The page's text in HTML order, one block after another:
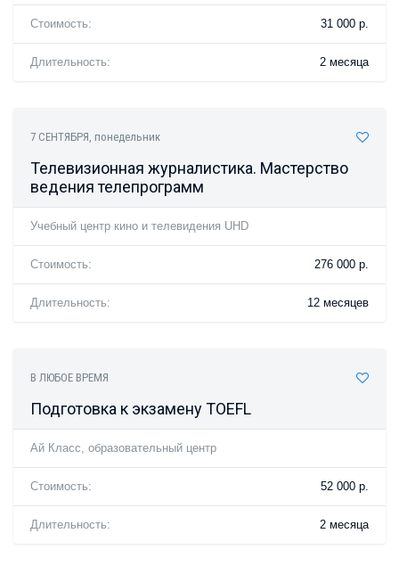
Стоимость: 31 000 р.
Длительность: 2 месяца
7 СЕНТЯБРЯ, понедельник
Телевизионная журналистика. Мастерство
ведения телепрограмм
Учебный центр кино и телевидения UHD
Стоимость: 276 000 р.
Длительность: 12 месяцев
В ЛЮБОЕ ВРЕМЯ
Подготовка к экзамену TOEFL
Ай Класс, образовательный центр
Стоимость: 52 000 р.
Длительность: 2 месяца